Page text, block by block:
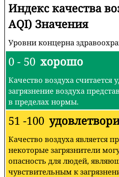
Индекс качества
AQI) Значения
Уровни концерна
0 - 50 хорошо
Качество воздуха
загрязнение воздуха
в пределах нормы.
51 -100
Качество воздуха является
некоторые загрязнители
опасность для людей,
чувствительным к